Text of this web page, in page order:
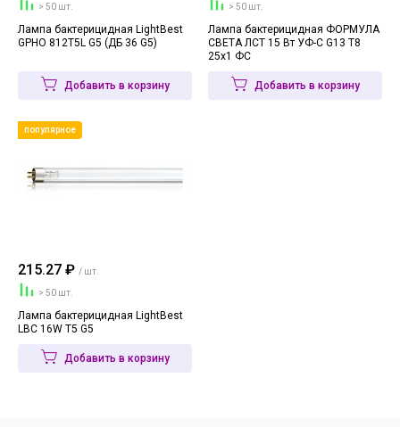
> 50 шт.
Лампа бактерицидная LightBest
GPHO 812T5L G5 (ДБ 36 G5)
Добавить в корзину
> 50 шт.
Лампа бактерицидная ФОРМУЛА
СВЕТА ЛСТ 15 Вт УФ-С G13 T8
25х1 ФС
Добавить в корзину
популярное
215.27 ₽ / шт.
> 50 шт.
Лампа бактерицидная LightBest
LBC 16W T5 G5
Добавить в корзину